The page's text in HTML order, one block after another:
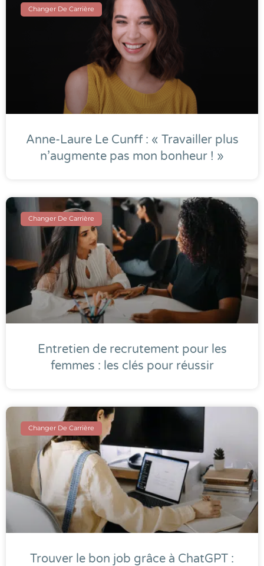
Changer De Carrière
Anne-Laure Le Cunff : « Travailler plus
n’augmente pas mon bonheur ! »
Changer De Carrière
Entretien de recrutement pour les
femmes : les clés pour réussir
Changer De Carrière
Trouver le bon job grâce à ChatGPT :